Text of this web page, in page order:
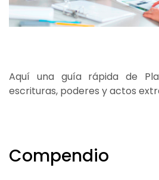
Aquí una guía rápida de
escrituras, poderes y actos
Compendio